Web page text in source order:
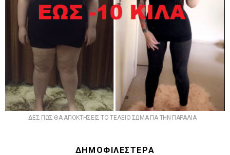
ΔΕΣ ΠΩΣ ΘΑ ΑΠΟΚΤΗΣΕΙΣ ΤΟ ΤΕΛΕΙΟ ΣΩΜΑ ΓΙΑ ΤΗΝ ΠΑΡΑΛΙΑ
ΔΗΜΟΦΙΛΕΣΤΕΡΑ